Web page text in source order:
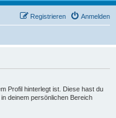
Anmelden
Registrieren
Profil hinterlegt ist. Diese hast du
deinem persönlichen Bereich